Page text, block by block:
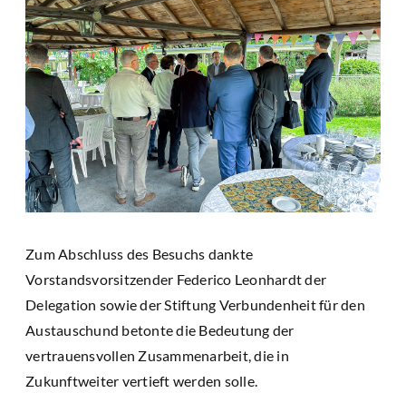
Zum Abschluss des Besuchs dankte
Vorstandsvorsitzender Federico Leonhardt der
Delegation sowie der Stiftung Verbundenheit für den
Austauschund betonte die Bedeutung der
vertrauensvollen Zusammenarbeit, die in
Zukunftweiter vertieft werden solle.